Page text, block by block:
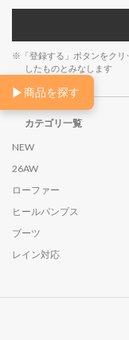
▶商品を探す
※「登録する」ボタンをクリ
したものとみなします
カテゴリ一覧
NEW
26AW
ローファー
ヒールパンプス
ブーツ
レイン対応